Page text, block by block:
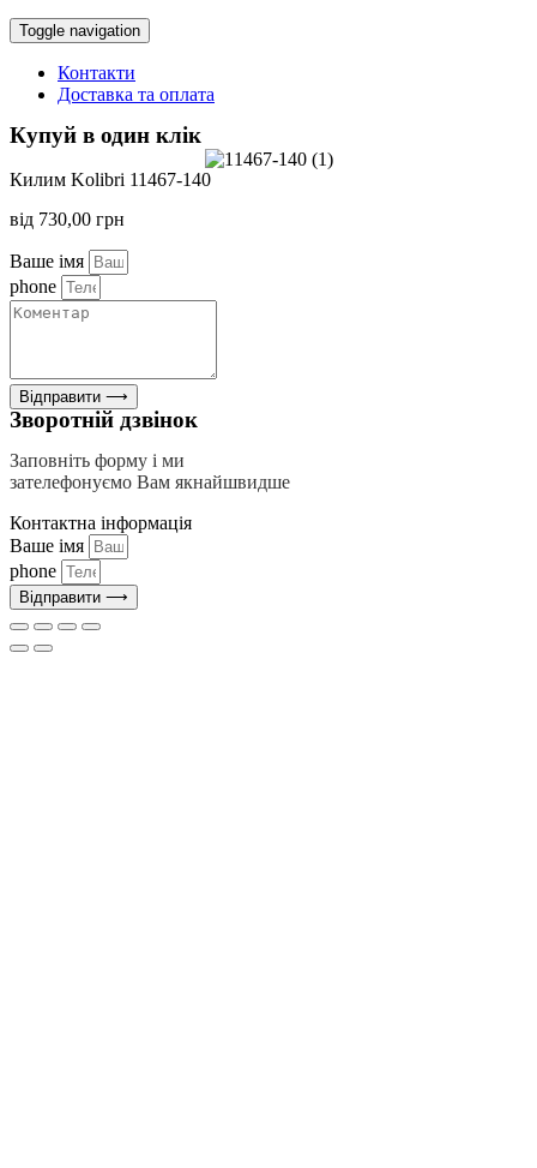
Toggle navigation
Контакти
Доставка та оплата
Купуй в один клік
Килим Kolibri 11467-140
від 730,00 грн
Ваше імя
phone
Відправити ⟶
Зворотній дзвінок
Заповніть форму і ми
зателефонуємо Вам якнайшвидше
Контактна інформація
Ваше імя
phone
Відправити ⟶